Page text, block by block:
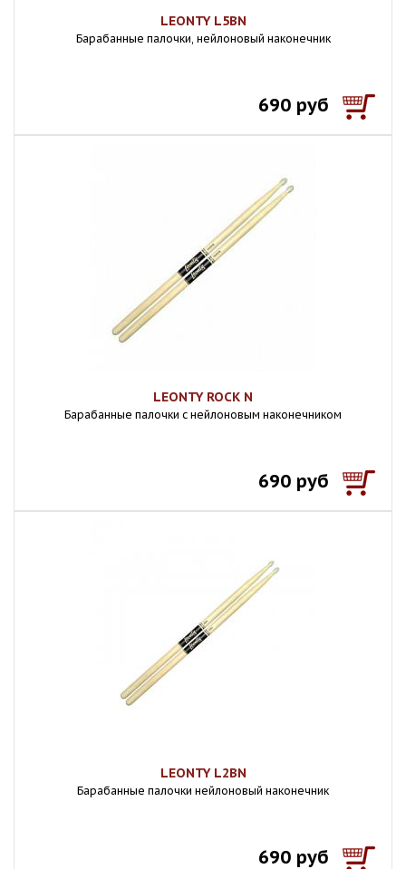
LEONTY L5BN
Барабанные палочки, нейлоновый наконечник
690 руб
LEONTY ROCK N
Барабанные палочки с нейлоновым наконечником
690 руб
LEONTY L2BN
Барабанные палочки нейлоновый наконечник
690 руб